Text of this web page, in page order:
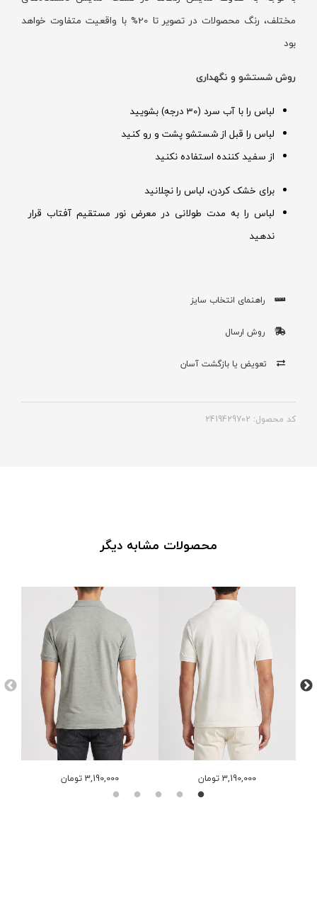
مختلف، رنگ محصولات در تصویر تا 20% با واقعیت متفاوت خواهد
بود
روش شستشو و نگهداری
لباس را با آب سرد (30 درجه) بشویید
لباس را قبل از شستشو پشت و رو کنید
از سفید کننده استفاده نکنید
برای خشک کردن، لباس را نچلانید
لباس را به مدت طولانی در معرض نور مستقیم آفتاب قرار
ندهید
راهنمای انتخاب سایز
روش ارسال
تعویض یا بازگشت آسان
کد محصول: 2419429702
محصولات مشابه دیگر
3,190,000 تومان 3,190,000 تومان